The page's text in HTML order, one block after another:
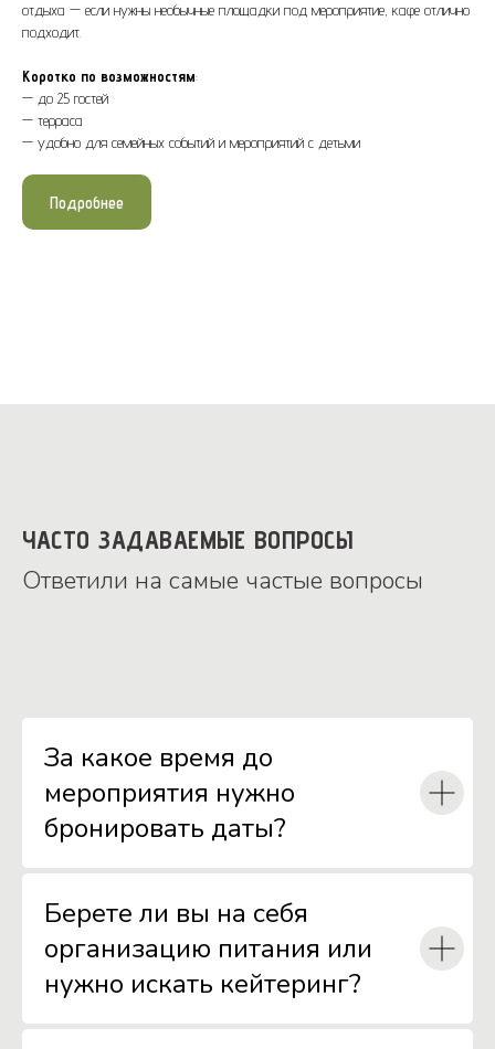
отдыха — если нужны необычные площадки под мероприятие, кафе отлично
подходит.
Коротко по возможностям:
— до 25 гостей
— терраса
— удобно для семейных событий и мероприятий с детьми
Подробнее
ЧАСТО ЗАДАВАЕМЫЕ ВОПРОСЫ
Ответили на самые частые вопросы
За какое время до
мероприятия нужно
бронировать даты?
Берете ли вы на себя
организацию питания или
нужно искать кейтеринг?